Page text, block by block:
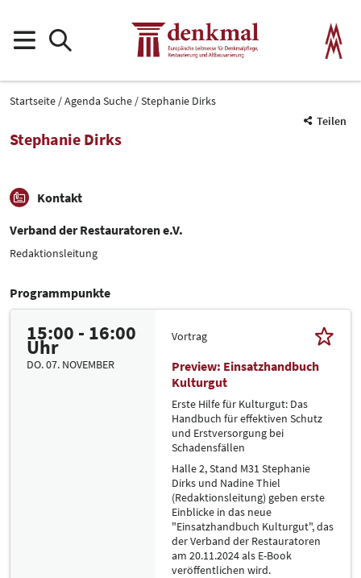
Startseite Agenda Suche
Stephanie Dirks
Teilen
Stephanie Dirks
Kontakt
Verband der Restauratoren e.V.
Redaktionsleitung
Programmpunkte
15:00 - 16:00
Uhr
DO. 07. NOVEMBER
Vortrag
Preview: Einsatzhandbuch
Kulturgut
Erste Hilfe für Kulturgut: Das
Handbuch für effektiven Schutz
und Erstversorgung bei
Schadensfällen
Halle 2, Stand M31 Stephanie
Dirks und Nadine Thiel
(Redaktionsleitung) geben erste
Einblicke in das neue
"Einsatzhandbuch Kulturgut", das
der Verband der Restauratoren
am 20.11.2024 als E-Book
veröffentlichen wird.